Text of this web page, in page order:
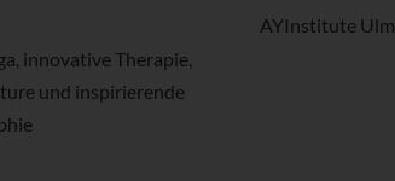
innovative Therapie,
und inspirierende
AYInstitute Ulm